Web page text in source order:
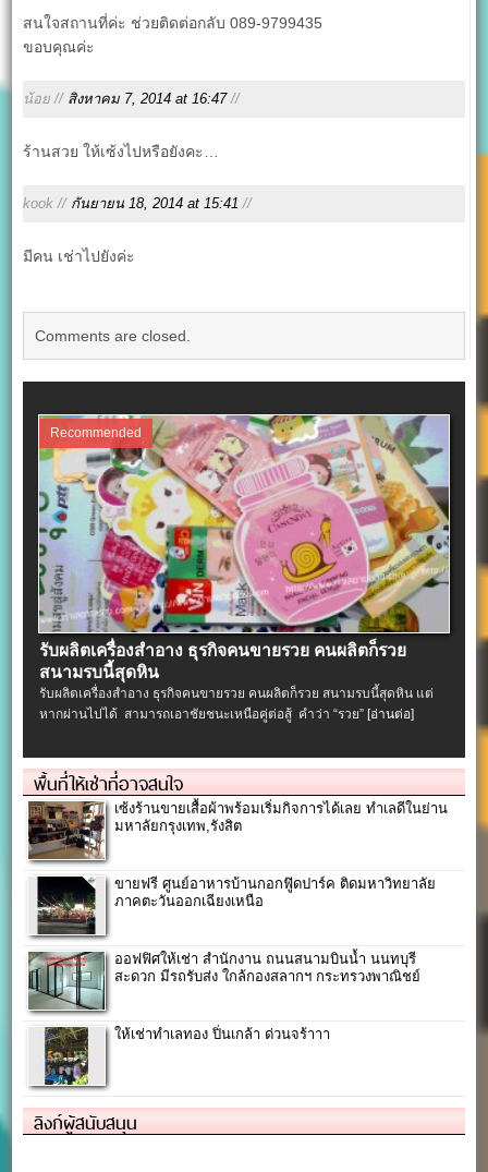
สนใจสถานที่ค่ะ ช่วยติดต่อกลับ 089-9799435
ขอบคุณค่ะ
น้อย // สิงหาคม 7, 2014 at 16:47//
ร้านสวย ให้เซ้งไปหรือยังคะ…
kook // กันยายน 18, 2014 at 15:41 //
มีคน เช่าไปยังค่ะ
Comments are closed.
Recommended
รับผลิตเครื่องสําอาง ธุรกิจคนขายรวย คนผลิตก็รวย
สนามรบนี้สุดหิน
รับผลิตเครื่องสําอาง ธุรกิจคนขายรวย คนผลิตก็รวย สนามรบนี้สุดหิน แต่
หากผ่านไปได้ สามารถเอาชัยชนะเหนือคู่ต่อสู้ คำว่า “รวย” [อ่านต่อ]
พื้นที่ให้เช่าที่อาจสนใจ
เซ้งร้านขายเสื้อผ้าพร้อมเริ่มกิจการได้เลย ทำเลดีในย่าน
มหาลัยกรุงเทพ,รังสิต
ขายฟรี ศูนย์อาหารบ้านกอกฟู๊ดปาร์ค ติดมหาวิทยาลัย
ภาคตะวันออกเฉียงเหนือ
ออฟฟิศให้เช่า สำนักงาน ถนนสนามบินน้ำ นนทบุรี
สะดวก มีรถรับส่ง ใกล้กองสลากฯ กระทรวงพาณิชย์
ให้เช่าทำเลทอง ปิ่นเกล้า ด่วนจร้าาา
ลิงก์ผู้สนับสนุน